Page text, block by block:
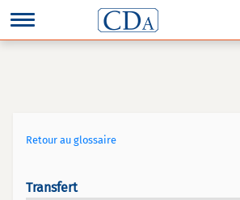
Retour au glossaire
Transfert